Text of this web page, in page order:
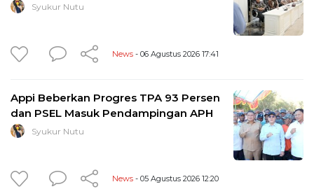
Syukur Nutu
News - 06 Agustus 2026 17:41
Appi Beberkan Progres TPA 93 Persen
dan PSEL Masuk Pendampingan APH
Syukur Nutu
News - 05 Agustus 2026 12:20